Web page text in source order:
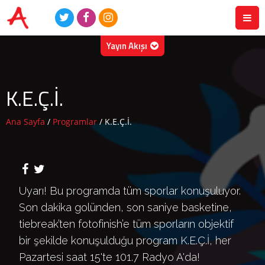
09.08.2026- Pazar
Yayın Akışı
K.E.Ç.İ.
Ana Sayfa / Programlar/ K.E.Ç.İ.
Uyarı! Bu programda tüm sporlar konuşuluyor.
Son dakika golünden, son saniye basketine,
tiebreak’ten fotofinish’e tüm sporların objektif
bir şekilde konuşulduğu program K.E.Ç.İ, her
Pazartesi saat 15'te 101.7 Radyo A'da!